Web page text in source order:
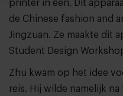
printer in een. Dit
de Chinese fashion and
Jingzuan. Ze maakte dit
Student Design
Zhu kwam op het idee
reis. Hij wilde namelijk